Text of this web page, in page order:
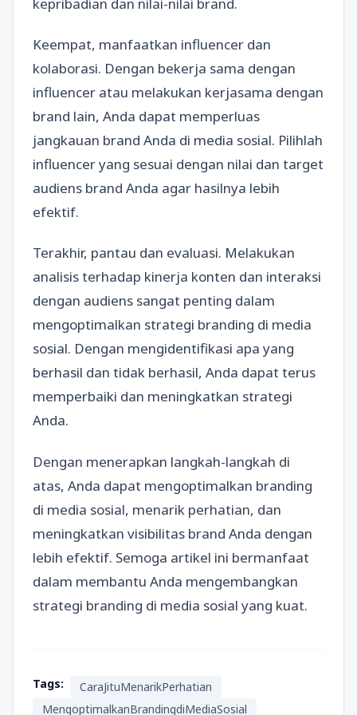
Keempat, manfaatkan influencer dan
kolaborasi. Dengan bekerja sama dengan
influencer atau melakukan kerjasama dengan
brand lain, Anda dapat memperluas
jangkauan brand Anda di media sosial. Pilihlah
influencer yang sesuai dengan nilai dan target
audiens brand Anda agar hasilnya lebih
efektif.
Terakhir, pantau dan evaluasi. Melakukan
analisis terhadap kinerja konten dan interaksi
dengan audiens sangat penting dalam
mengoptimalkan strategi branding di media
sosial. Dengan mengidentifikasi apa yang
berhasil dan tidak berhasil, Anda dapat terus
memperbaiki dan meningkatkan strategi
Anda.
Dengan menerapkan langkah-langkah di
atas, Anda dapat mengoptimalkan branding
di media sosial, menarik perhatian, dan
meningkatkan visibilitas brand Anda dengan
lebih efektif. Semoga artikel ini bermanfaat
dalam membantu Anda mengembangkan
strategi branding di media sosial yang kuat.
Tags:
CaraJituMenarikPerhatian
MengoptimalkanBrandingdiMediaSosial